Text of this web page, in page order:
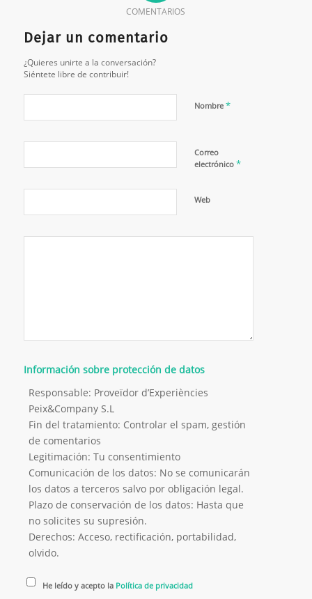
COMENTARIOS
Dejar un comentario
¿Quieres unirte a la conversación?
Siéntete libre de contribuir!
Nombre *
Correo
electrónico *
Web
Información sobre protección de datos
Responsable: Proveïdor d’Experiències
Peix&Company S.L
Fin del tratamiento: Controlar el spam, gestión
de comentarios
Legitimación: Tu consentimiento
Comunicación de los datos: No se comunicarán
los datos a terceros salvo por obligación legal.
Plazo de conservación de los datos: Hasta que
no solicites su supresión.
Derechos: Acceso, rectificación, portabilidad,
olvido.
He leído y acepto la Política de privacidad